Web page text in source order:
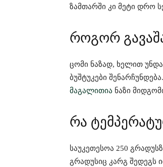
ზამთარში კი მეტი დრო
როგორ
ცომი ნაზად, ხელით
ბუშტუკები
მაგალითია ნაზი
რა
საუკეთესოა 250
გრადუსიც კარგ შედეგს